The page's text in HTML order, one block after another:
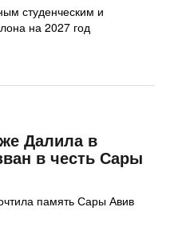
студенческим и
на 2027 год
Далила в
в честь Сары
память Сары Авив